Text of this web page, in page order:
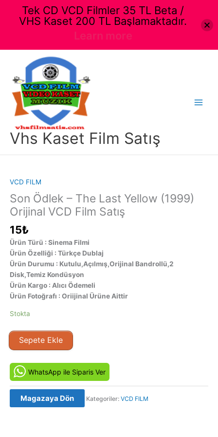
Vhs Kaset Film Satış
VCD FILM
Son Ödlek – The Last Yellow (1999)
Orijinal VCD Film Satış
15₺
Ürün Türü : Sinema Filmi
Ürün Özelliği : Türkçe Dublaj
Ürün Durumu : Kutulu,Açılmış,Orijinal Bandrollü,2
Disk,Temiz Kondüsyon
Ürün Kargo : Alıcı Ödemeli
Ürün Fotoğrafı : Oriijinal Ürüne Aittir
Stokta
Son
Ödlek
The
Last
Yellow
(1999)
Sepete Ekle
WhatsApp ile Siparis Ver
Magazaya Dön Kategoriler: VCD FILM
Tek CD VCD Filmler 35 TL Beta /
VHS Kaset 200 TL Başlamaktadır.
Learn more